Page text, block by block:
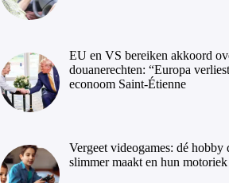
EU en VS bereiken akkoord
douanerechten: “Europa
econoom Saint-Étienne
Vergeet videogames: dé hobby
slimmer maakt en hun